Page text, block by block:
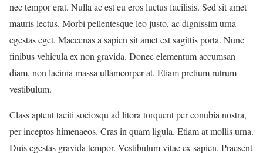
nec tempor erat. Nulla ac est eu eros luctus facilisis. Sed sit amet
mauris lectus. Morbi pellentesque leo justo, ac dignissim urna
egestas eget. Maecenas a sapien sit amet est sagittis porta. Nunc
finibus vehicula ex non gravida. Donec elementum accumsan
diam, non lacinia massa ullamcorper at. Etiam pretium rutrum
vestibulum.
Class aptent taciti sociosqu ad litora torquent per conubia nostra,
per inceptos himenaeos. Cras in quam ligula. Etiam at mollis urna.
Duis egestas gravida tempor. Vestibulum vitae ex sapien. Praesent